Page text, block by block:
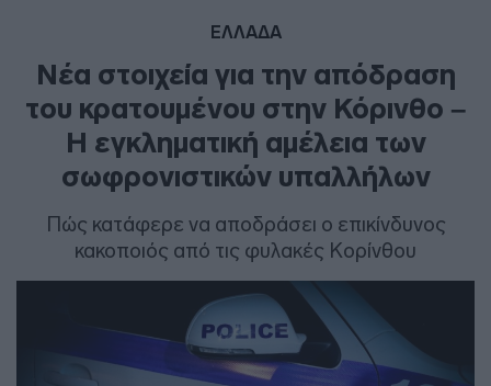
ΕΛΛΑΔΑ
Νέα στοιχεία για την απόδραση
του κρατουμένου στην Κόρινθο –
Η εγκληματική αμέλεια των
σωφρονιστικών υπαλλήλων
Πώς κατάφερε να αποδράσει ο επικίνδυνος
κακοποιός από τις φυλακές Κορίνθου